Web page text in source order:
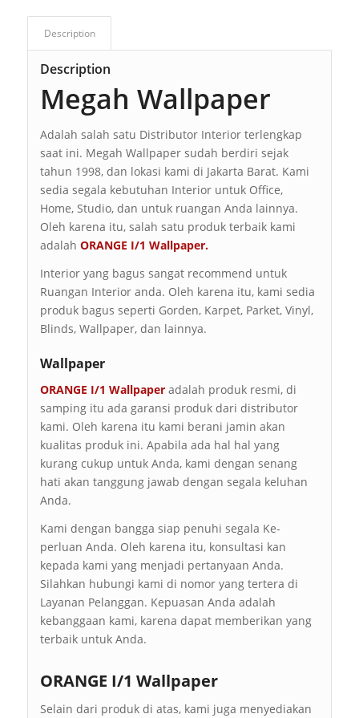
Description
Description
Megah Wallpaper
Adalah salah satu Distributor Interior terlengkap
saat ini. Megah Wallpaper sudah berdiri sejak
tahun 1998, dan lokasi kami di Jakarta Barat. Kami
sedia segala kebutuhan Interior untuk Office,
Home, Studio, dan untuk ruangan Anda lainnya.
Oleh karena itu, salah satu produk terbaik kami
adalah ORANGE I/1 Wallpaper.
Interior yang bagus sangat recommend untuk
Ruangan Interior anda. Oleh karena itu, kami sedia
produk bagus seperti Gorden, Karpet, Parket, Vinyl,
Blinds, Wallpaper, dan lainnya.
Wallpaper
ORANGE I/1 Wallpaper adalah produk resmi, di
samping itu ada garansi produk dari distributor
kami. Oleh karena itu kami berani jamin akan
kualitas produk ini. Apabila ada hal hal yang
kurang cukup untuk Anda, kami dengan senang
hati akan tanggung jawab dengan segala keluhan
Anda.
Kami dengan bangga siap penuhi segala Ke-
perluan Anda. Oleh karena itu, konsultasi kan
kepada kami yang menjadi pertanyaan Anda.
Silahkan hubungi kami di nomor yang tertera di
Layanan Pelanggan. Kepuasan Anda adalah
kebanggaan kami, karena dapat memberikan yang
terbaik untuk Anda.
ORANGE I/1 Wallpaper
Selain dari produk di atas, kami juga menyediakan